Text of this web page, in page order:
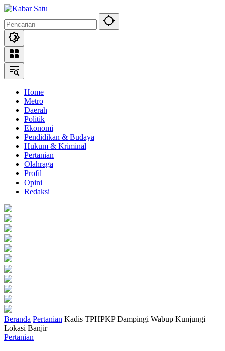
Langsung
konten
Home
Metro
Daerah
Politik
Ekonomi
Pendidikan & Budaya
Hukum & Kriminal
Pertanian
Olahraga
Profil
Opini
Redaksi
Beranda Pertanian Kadis TPHPKP Dampingi Wabup Kunjungi
Lokasi Banjir
Pertanian